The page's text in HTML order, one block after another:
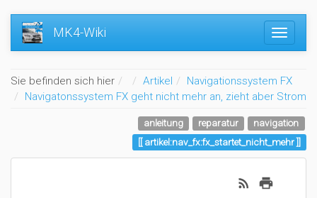
MK4-Wiki
Sie befinden sich hier Home
Artikel
Navigationssystem FX
Navigatonssystem FX geht nicht mehr an, zieht aber Strom
anleitung reparatur
navigation
artikel:nav_fx:fx_startet_nicht_mehr